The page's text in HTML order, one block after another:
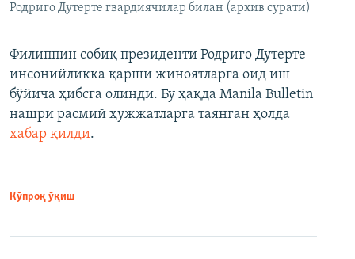
Родриго Дутерте гвардиячилар билан (архив сурати)
Филиппин собиқ президенти Родриго Дутерте
инсонийликка қарши жиноятларга оид иш
бўйича ҳибсга олинди. Бу ҳақда Manila Bulletin
нашри расмий ҳужжатларга таянган ҳолда
хабар қилди.
Кўпроқ ўқиш